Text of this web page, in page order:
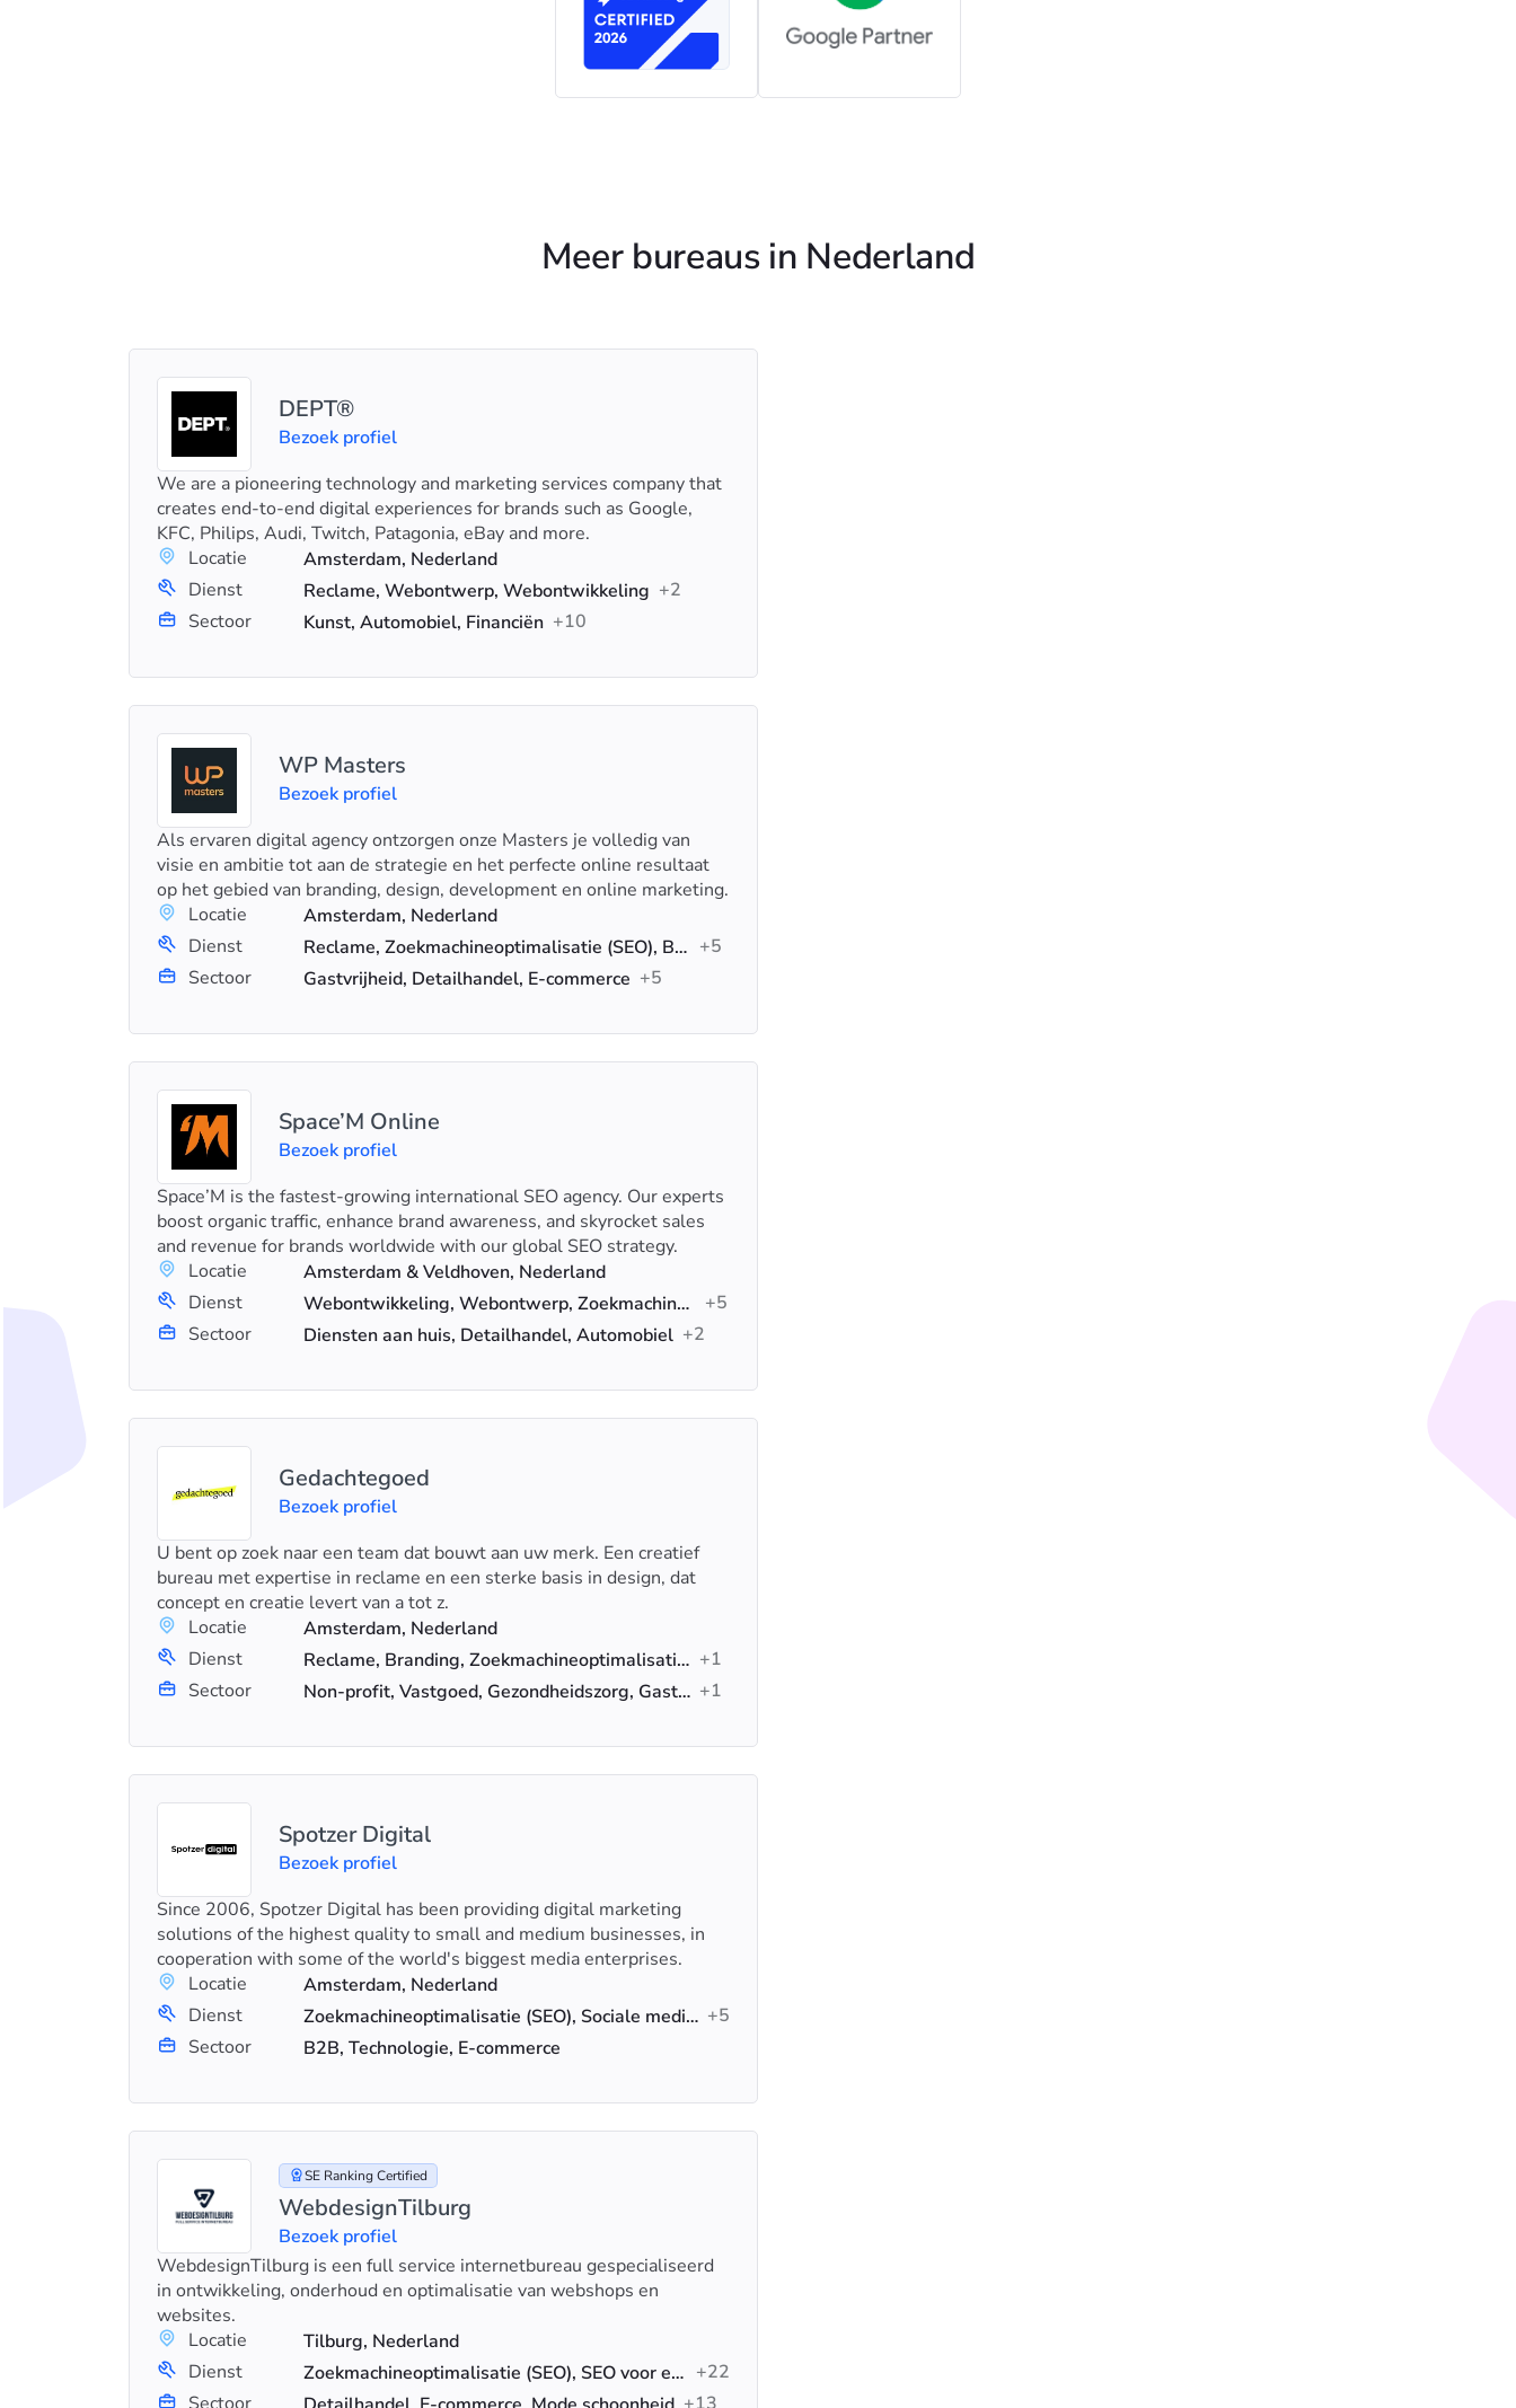
Meer bureaus in Nederland
DEPT®
Bezoek profiel
We are a pioneering technology and marketing services company that
creates end-to-end digital experiences for brands such as Google,
KFC, Philips, Audi, Twitch, Patagonia, eBay and more.
Locatie
Amsterdam, Nederland
Dienst
Reclame, Webontwerp, Webontwikkeling +2
Sectoor
Kunst, Automobiel, Financiën +10
WP Masters
Bezoek profiel
Als ervaren digital agency ontzorgen onze Masters je volledig van
visie en ambitie tot aan de strategie en het perfecte online resultaat
op het gebied van branding, design, development en online marketing.
Locatie
Amsterdam, Nederland
Dienst
Reclame, Zoekmachineoptimalisatie (SEO), Branding +5
Sectoor
Gastvrijheid, Detailhandel, E-commerce +5
Space’M Online
Bezoek profiel
Space’M is the fastest-growing international SEO agency. Our experts
boost organic traffic, enhance brand awareness, and skyrocket sales
and revenue for brands worldwide with our global SEO strategy.
Locatie
Amsterdam & Veldhoven, Nederland
Dienst
Webontwikkeling, Webontwerp, Zoekmachineoptimalisatie (SEO)
+5
Sectoor
Diensten aan huis, Detailhandel, Automobiel +2
Gedachtegoed
Bezoek profiel
U bent op zoek naar een team dat bouwt aan uw merk. Een creatief
bureau met expertise in reclame en een sterke basis in design, dat
concept en creatie levert van a tot z.
Locatie
Amsterdam, Nederland
Dienst
Reclame, Branding, Zoekmachineoptimalisatie (SEO) +1
Sectoor
Non-profit, Vastgoed, Gezondheidszorg, Gastvrijheid +1
Spotzer Digital
Bezoek profiel
Since 2006, Spotzer Digital has been providing digital marketing
solutions of the highest quality to small and medium businesses, in
cooperation with some of the world's biggest media enterprises.
Locatie
Amsterdam, Nederland
Dienst
Zoekmachineoptimalisatie (SEO), Sociale media marketing, Google-advertenties +5
Sectoor
B2B, Technologie, E-commerce
SE Ranking Certified
WebdesignTilburg
Bezoek profiel
WebdesignTilburg is een full service internetbureau gespecialiseerd
in ontwikkeling, onderhoud en optimalisatie van webshops en
websites.
Locatie
Tilburg, Nederland
Dienst
Zoekmachineoptimalisatie (SEO), SEO voor e-commerce, Technische SEO +22